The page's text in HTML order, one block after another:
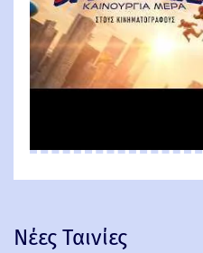
Νέες Ταινίες